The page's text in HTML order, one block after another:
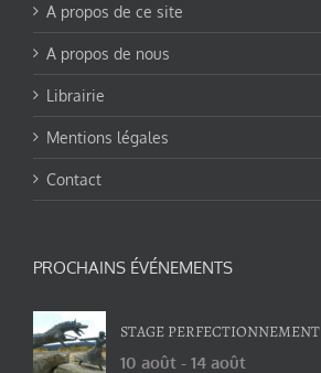
A propos de ce site
A propos de nous
Librairie
Mentions légales
Contact
PROCHAINS ÉVÉNEMENTS
STAGE PERFECTIONNEMENT
10 août - 14 août